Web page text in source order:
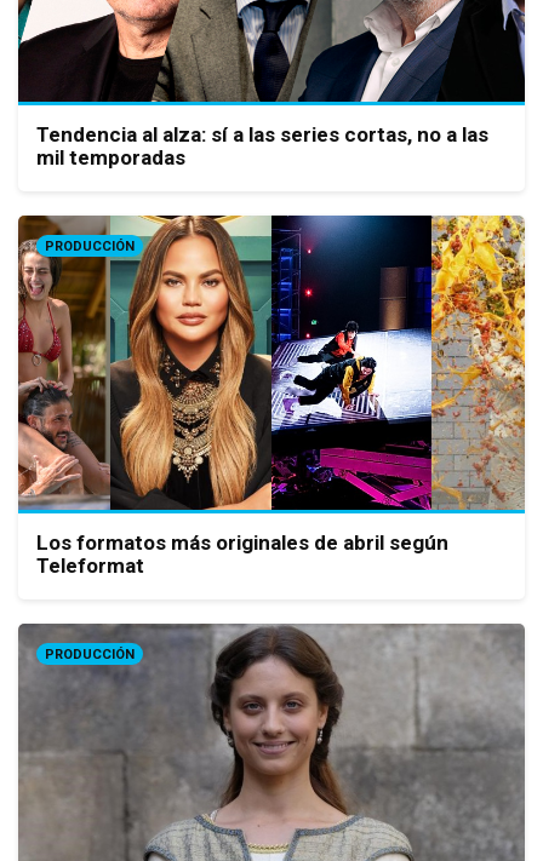
Tendencia al alza: sí a las series cortas, no a las
mil temporadas
PRODUCCIÓN
Los formatos más originales de abril según
Teleformat
PRODUCCIÓN